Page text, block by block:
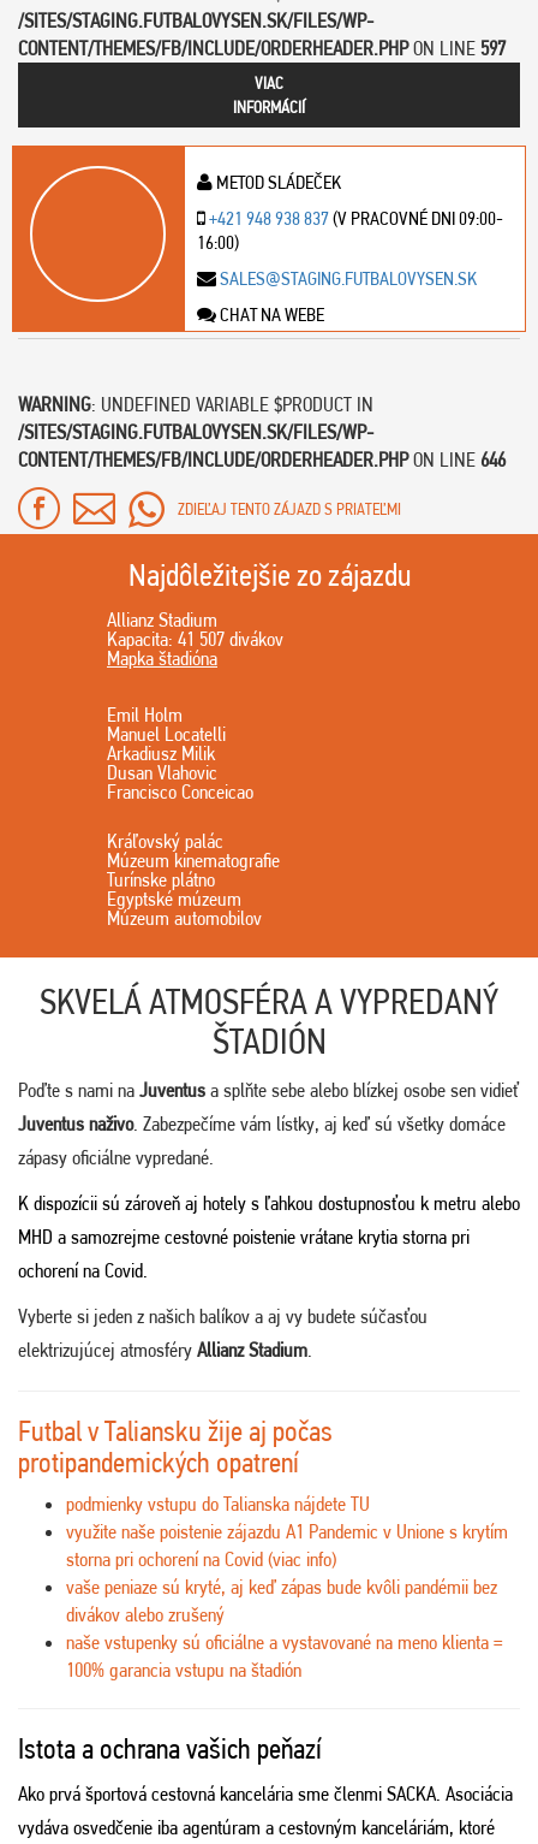
/SITES/STAGING.FUTBALOVYSEN.SK/FILES/WP-
CONTENT/THEMES/FB/INCLUDE/ORDERHEADER.PHPON LINE 597
VIAC
INFORMÁCIÍ
METOD SLÁDEČEK
+421 948 938 837(V PRACOVNÉ DNI 09:00-
16:00)
SALES@STAGING.FUTBALOVYSEN.SK
CHAT NA WEBE
WARNING: UNDEFINED VARIABLE $PRODUCT IN
/SITES/STAGING.FUTBALOVYSEN.SK/FILES/WP-
CONTENT/THEMES/FB/INCLUDE/ORDERHEADER.PHPON LINE 646
ZDIEĽAJ TENTO ZÁJAZD S PRIATEĽMI
Najdôležitejšie zo zájazdu
Allianz Stadium
Kapacita: 41 507 divákov
Mapka štadióna
Emil Holm
Manuel Locatelli
Arkadiusz Milik
Dusan Vlahovic
Francisco Conceicao
Kráľovský palác
Múzeum kinematografie
Turínske plátno
Egyptské múzeum
Múzeum automobilov
SKVELÁ ATMOSFÉRA A VYPREDANÝ
ŠTADIÓN
Poďte s nami na Juventus a splňte sebe alebo blízkej osobe sen vidieť
Juventus naživo. Zabezpečíme vám lístky, aj keď sú všetky domáce
zápasy oficiálne vypredané.
K dispozícii sú zároveň aj hotely s ľahkou dostupnosťou k metru alebo
MHD a samozrejme cestovné poistenie vrátane krytia storna pri
ochorení na Covid.
Vyberte si jeden z našich balíkov a aj vy budete súčasťou
elektrizujúcej atmosféry Allianz Stadium.
Futbal v Taliansku žije aj počas
protipandemických opatrení
podmienky vstupu do Talianska nájdete TU
využite naše poistenie zájazdu A1 Pandemic v Unione s krytím
storna pri ochorení na Covid (viac info)
vaše peniaze sú kryté, aj keď zápas bude kvôli pandémii bez
divákov alebo zrušený
naše vstupenky sú oficiálne a vystavované na meno klienta =
100% garancia vstupu na štadión
Istota a ochrana vašich peňazí
Ako prvá športová cestovná kancelária sme členmi SACKA. Asociácia
vydáva osvedčenie iba agentúram a cestovným kanceláriám, ktoré